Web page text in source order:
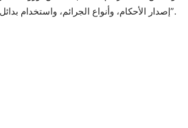
إصدار الأحكام، وأنواع الجرائم، واستخدام بدائل للسجن”.